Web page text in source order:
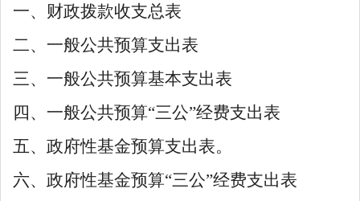
一、财政拨款收支总表
二、一般公共预算支出表
三、一般公共预算基本支出表
四、一般公共预算“三公”经费支出表
五、政府性基金预算支出表。
六、政府性基金预算“三公”经费支出表